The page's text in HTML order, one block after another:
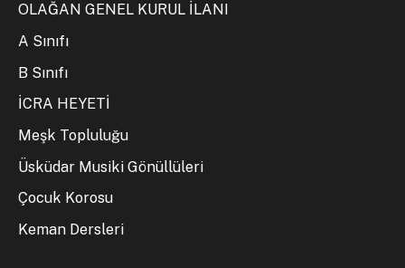
OLAĞAN GENEL KURUL İLANI
A Sınıfı
B Sınıfı
İCRA HEYETİ
Meşk Topluluğu
Üsküdar Musiki Gönüllüleri
Çocuk Korosu
Keman Dersleri